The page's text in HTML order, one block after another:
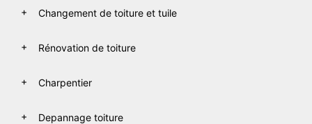
Changement de toiture et tuile
Rénovation de toiture
Charpentier
Depannage toiture